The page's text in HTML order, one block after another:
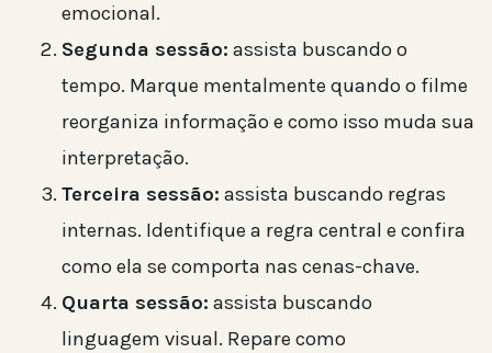
emocional.
Segunda sessão: assista buscando o
tempo. Marque mentalmente quando o filme
reorganiza informação e como isso muda sua
interpretação.
Terceira sessão: assista buscando regras
internas. Identifique a regra central e confira
como ela se comporta nas cenas-chave.
Quarta sessão: assista buscando
linguagem visual. Repare como